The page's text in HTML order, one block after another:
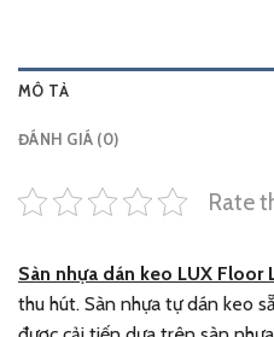
MÔ TẢ
ĐÁNH GIÁ (0)
Rate
Sàn nhựa dán keo LUX Floor
thu hút. Sàn nhựa tự dán keo